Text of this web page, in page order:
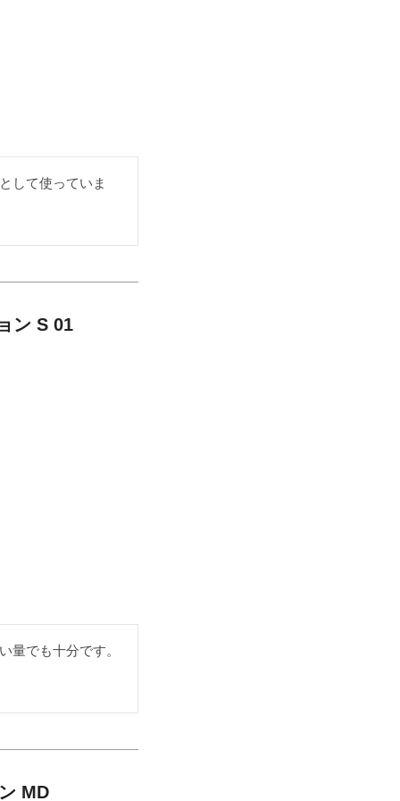
して使っていま
ン S 01
量でも十分です。
MD